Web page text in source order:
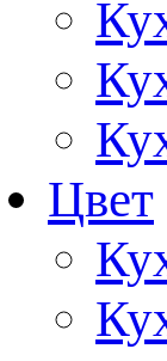
Цвет